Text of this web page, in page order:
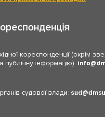
кореспонденції (окрім
публічну інформацію): info
судової влади: sud